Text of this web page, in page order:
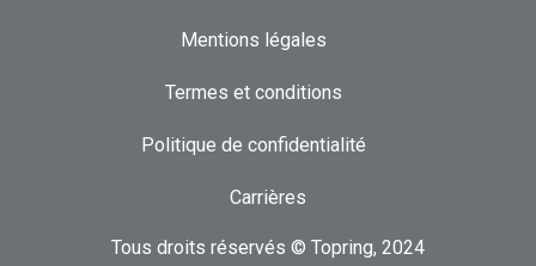
Mentions légales
Termes et conditions
Politique de confidentialité
Carrières
Tous droits réservés © Topring, 2024